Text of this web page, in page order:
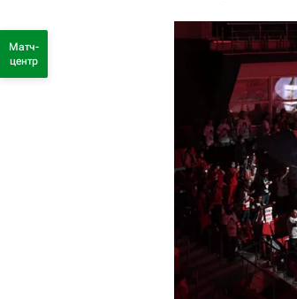
Матч-
центр